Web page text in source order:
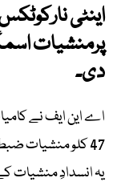
اینٹی
پرمنشیات
دی۔
اے این ایف نے
47 کلو منشیات ضبط کر لی۔
یہ انسدادِ منشیات